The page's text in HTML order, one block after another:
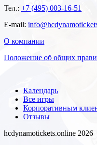
Тел.: +7 (495) 003-16-51
E-mail:
О компании
Положение об общих
Календарь
Все игры
Корпоративным
Отзывы
hcdynamotickets.online 2026